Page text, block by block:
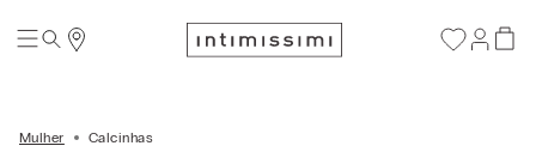
Mulher Calcinhas